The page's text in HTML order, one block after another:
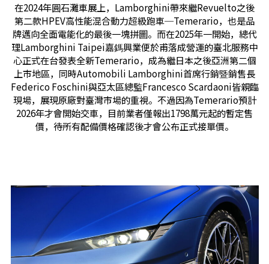
在2024年圓石灘車展上，Lamborghini帶來繼Revuelto之後
第二款HPEV高性能混合動力超級跑車─Temerario，也是品
牌邁向全面電能化的最後一塊拼圖。而在2025年一開始，總代
理Lamborghini Taipei嘉鎷興業便於甫落成營運的臺北服務中
心正式在台發表全新Temerario，成為繼日本之後亞洲第二個
上市地區，同時Automobili Lamborghini首席行銷暨銷售長
Federico Foschini與亞太區總監Francesco Scardaoni皆親臨
現場，展現原廠對臺灣市場的重視。不過因為Temerario預計
2026年才會開始交車，目前業者僅報出1798萬元起的暫定售
價，待所有配備價格確認後才會公布正式接單價。